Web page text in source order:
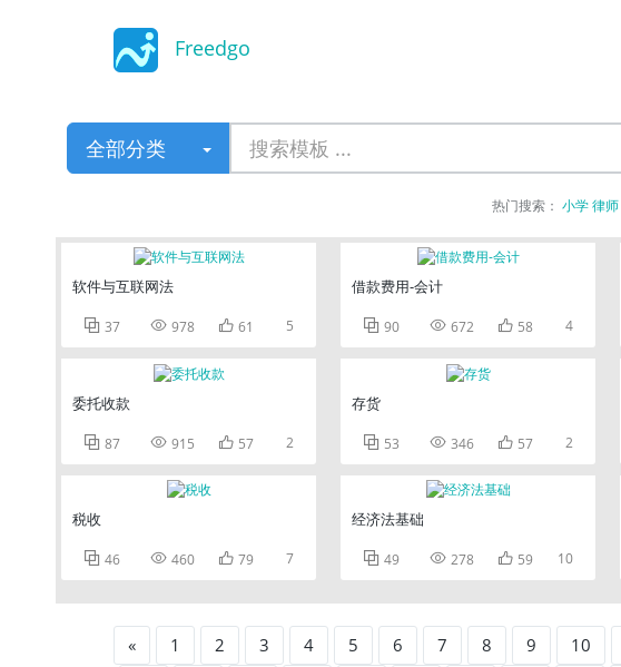
Freedgo
全部分类
热门搜索： 小学律师
软件与互联网法
 37  978  61 5
委托收款
 87  915  57 2
税收
 46  460  79 7
借款费用-会计
 90  672  58 4
存货
 53  346  57 2
经济法基础
 49  278  59 10
« 1 2 3 4 5 6 7 8 9 10